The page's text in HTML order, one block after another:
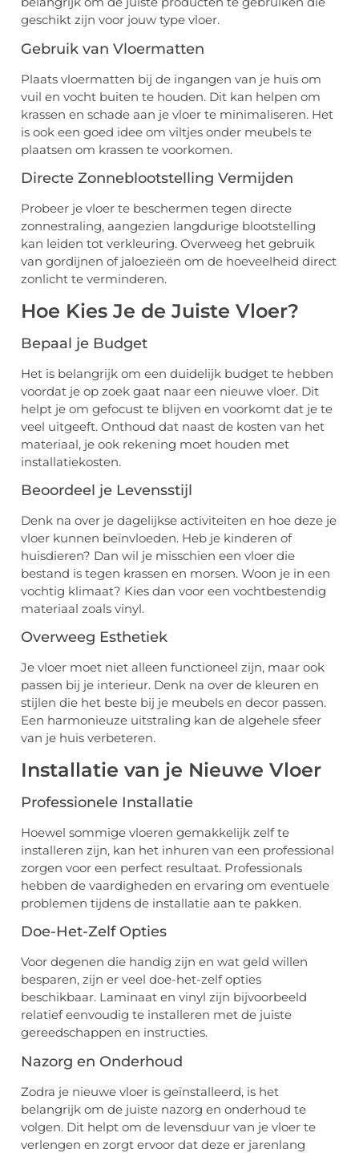
geschikt zijn voor jouw type vloer.
Gebruik van Vloermatten
Plaats vloermatten bij de ingangen van je huis om
vuil en vocht buiten te houden. Dit kan helpen om
krassen en schade aan je vloer te minimaliseren. Het
is ook een goed idee om viltjes onder meubels te
plaatsen om krassen te voorkomen.
Directe Zonneblootstelling Vermijden
Probeer je vloer te beschermen tegen directe
zonnestraling, aangezien langdurige blootstelling
kan leiden tot verkleuring. Overweeg het gebruik
van gordijnen of jaloezieën om de hoeveelheid direct
zonlicht te verminderen.
Hoe Kies Je de Juiste Vloer?
Bepaal je Budget
Het is belangrijk om een duidelijk budget te hebben
voordat je op zoek gaat naar een nieuwe vloer. Dit
helpt je om gefocust te blijven en voorkomt dat je te
veel uitgeeft. Onthoud dat naast de kosten van het
materiaal, je ook rekening moet houden met
installatiekosten.
Beoordeel je Levensstijl
Denk na over je dagelijkse activiteiten en hoe deze je
vloer kunnen beïnvloeden. Heb je kinderen of
huisdieren? Dan wil je misschien een vloer die
bestand is tegen krassen en morsen. Woon je in een
vochtig klimaat? Kies dan voor een vochtbestendig
materiaal zoals vinyl.
Overweeg Esthetiek
Je vloer moet niet alleen functioneel zijn, maar ook
passen bij je interieur. Denk na over de kleuren en
stijlen die het beste bij je meubels en decor passen.
Een harmonieuze uitstraling kan de algehele sfeer
van je huis verbeteren.
Installatie van je Nieuwe Vloer
Professionele Installatie
Hoewel sommige vloeren gemakkelijk zelf te
installeren zijn, kan het inhuren van een professional
zorgen voor een perfect resultaat. Professionals
hebben de vaardigheden en ervaring om eventuele
problemen tijdens de installatie aan te pakken.
Doe-Het-Zelf Opties
Voor degenen die handig zijn en wat geld willen
besparen, zijn er veel doe-het-zelf opties
beschikbaar. Laminaat en vinyl zijn bijvoorbeeld
relatief eenvoudig te installeren met de juiste
gereedschappen en instructies.
Nazorg en Onderhoud
Zodra je nieuwe vloer is geïnstalleerd, is het
belangrijk om de juiste nazorg en onderhoud te
volgen. Dit helpt om de levensduur van je vloer te
verlengen en zorgt ervoor dat deze er jarenlang